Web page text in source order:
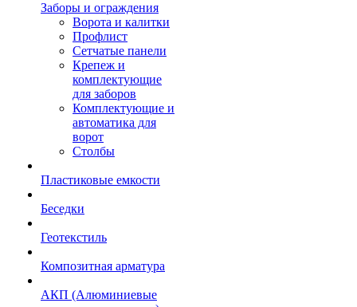
Заборы и ограждения
Ворота и калитки
Профлист
Сетчатые панели
Крепеж и
комплектующие
для заборов
Комплектующие и
автоматика для
ворот
Столбы
Пластиковые емкости
Беседки
Геотекстиль
Композитная арматура
АКП (Алюминиевые